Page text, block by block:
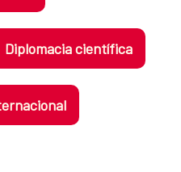
Diplomacia científica